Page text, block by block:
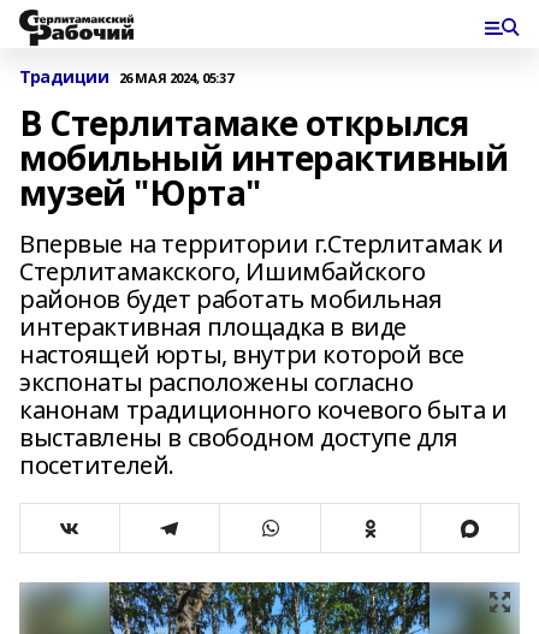
Традиции 26 МАЯ 2024, 05:37
В Стерлитамаке открылся
мобильный интерактивный
музей "Юрта"
Впервые на территории г.Стерлитамак и
Стерлитамакского, Ишимбайского
районов будет работать мобильная
интерактивная площадка в виде
настоящей юрты, внутри которой все
экспонаты расположены согласно
канонам традиционного кочевого быта и
выставлены в свободном доступе для
посетителей.